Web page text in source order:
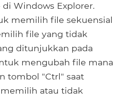
Windows Explorer.
memilih file sekuensial
file yang tidak
ditunjukkan pada
mengubah file mana
tombol "Ctrl" saat
atau tidak